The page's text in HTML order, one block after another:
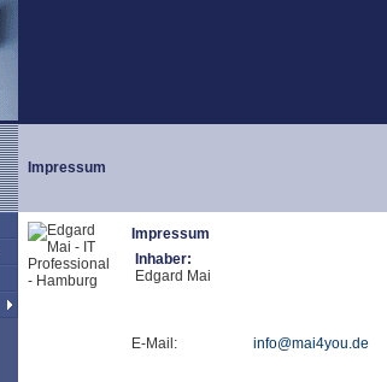
Impressum
Impressum
Inhaber:
Edgard Mai
E-Mail: info@mai4you.de